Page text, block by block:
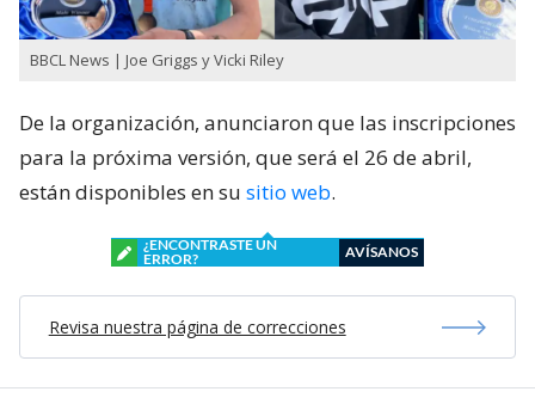
BBCL News | Joe Griggs y Vicki Riley
De la organización, anunciaron que las inscripciones
para la próxima versión, que será el 26 de abril,
están disponibles en su sitio web.
¿ENCONTRASTE UN
ERROR?
AVÍSANOS
Revisa nuestra página de correcciones